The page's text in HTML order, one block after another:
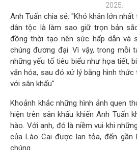
2025.
Anh Tuấn chia sẻ: "Khó khăn lớn
dân tộc là làm sao giữ trọn bản
đồng thời tạo nên sức hấp dẫn và
chúng đương đại. Vì vậy, trong mỗi
những yếu tố tiêu biểu như họa tiết,
văn hóa, sau đó xử lý bằng hình
với sân khấu".
Khoảnh khắc những hình ảnh quen
hiện trên sân khấu khiến Anh Tuấn
hào. Với anh, đó là niềm vui khi
của Lào Cai được lan tỏa, đến gần
chúng.